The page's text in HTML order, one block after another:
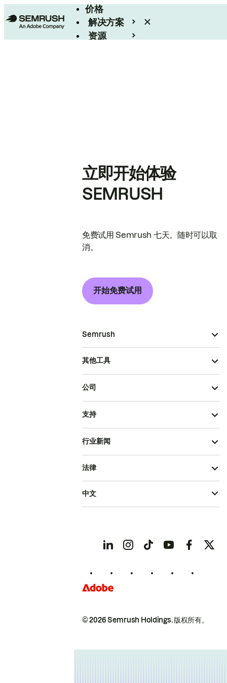
价格
解决方案
资源
立即开始体验
SEMRUSH
免费试用 Semrush 七天。随时可以取
消。
开始免费试用
Semrush
其他工具
公司
支持
行业新闻
© 2026 Semrush Holdings.版权所有。
法律
中文